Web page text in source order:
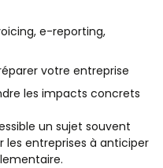
e-reporting,
votre entreprise
les impacts concrets
un sujet souvent
entreprises à anticiper